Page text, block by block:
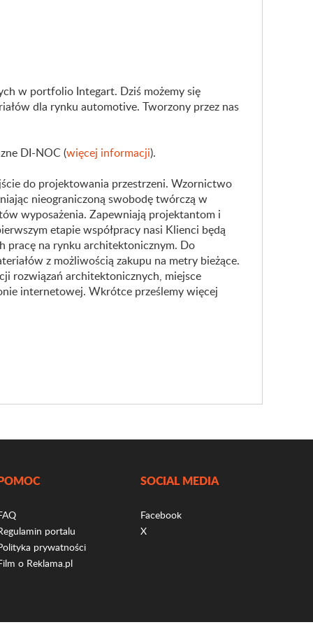
w portfolio Integart. Dziś możemy się
dla rynku automotive. Tworzony przez nas
DI-NOC (więcej informacji).
do projektowania przestrzeni. Wzornictwo
nieograniczoną swobodę twórczą w
wyposażenia. Zapewniają projektantom i
etapie współpracy nasi Klienci będą
pracę na rynku architektonicznym. Do
z możliwością zakupu na metry bieżące.
rozwiązań architektonicznych, miejsce
internetowej. Wkrótce prześlemy więcej
portalu
prywatności
o Reklama.pl
SOCIAL MEDIA
Facebook
X